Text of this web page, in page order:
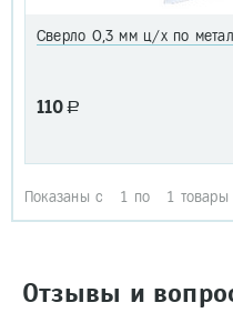
Сверло 0,3 мм ц/х по
110 a
Показаны с 1 по 1 товары
Отзывы и